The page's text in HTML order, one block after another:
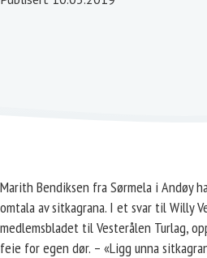
Marith Bendiksen fra Sørmela i Andøy
omtala av sitkagrana. I et svar til Willy
medlemsbladet til Vesterålen Turlag,
feie for egen dør. – «Ligg unna